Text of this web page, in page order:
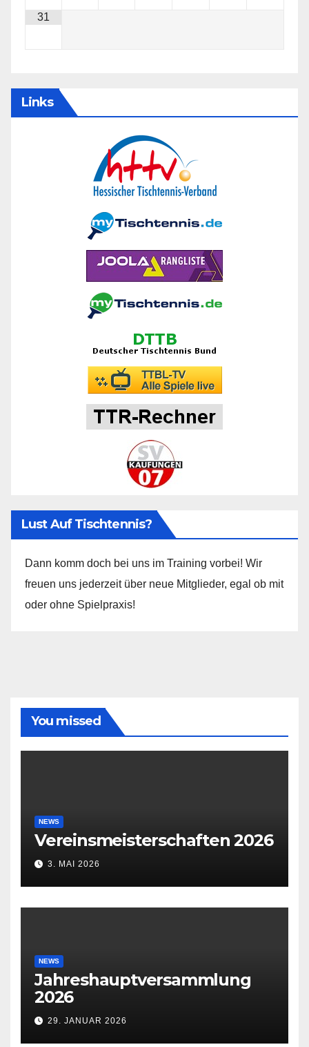
31
Links
Lust Auf Tischtennis?
Dann komm doch bei uns im Training vorbei! Wir
freuen uns jederzeit über neue Mitglieder, egal ob mit
oder ohne Spielpraxis!
You missed
NEWS
Vereinsmeisterschaften 2026
3. MAI 2026
NEWS
Jahreshauptversammlung
2026
29. JANUAR 2026